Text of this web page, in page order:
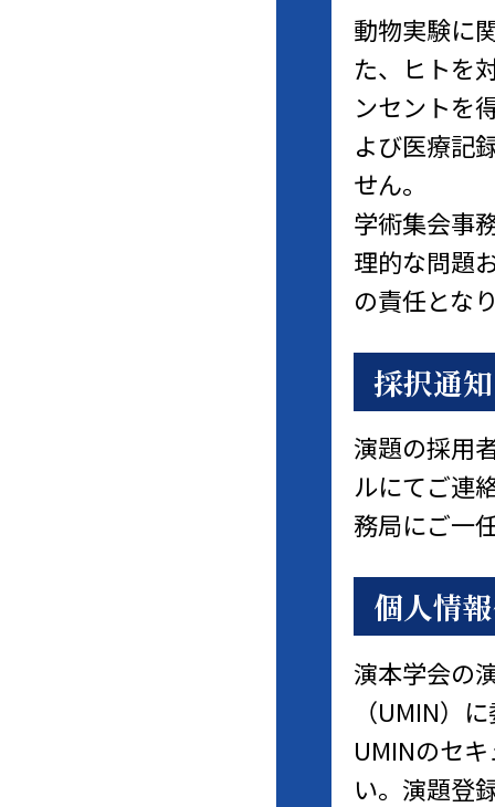
動物実験に
た、ヒトを
ンセントを
よび医療記
せん。
学術集会事
理的な問題
の責任とな
採択通知
演題の採用
ルにてご連
務局にご一
個人情
演本学会の
（UMIN）
UMINのセ
い。演題登